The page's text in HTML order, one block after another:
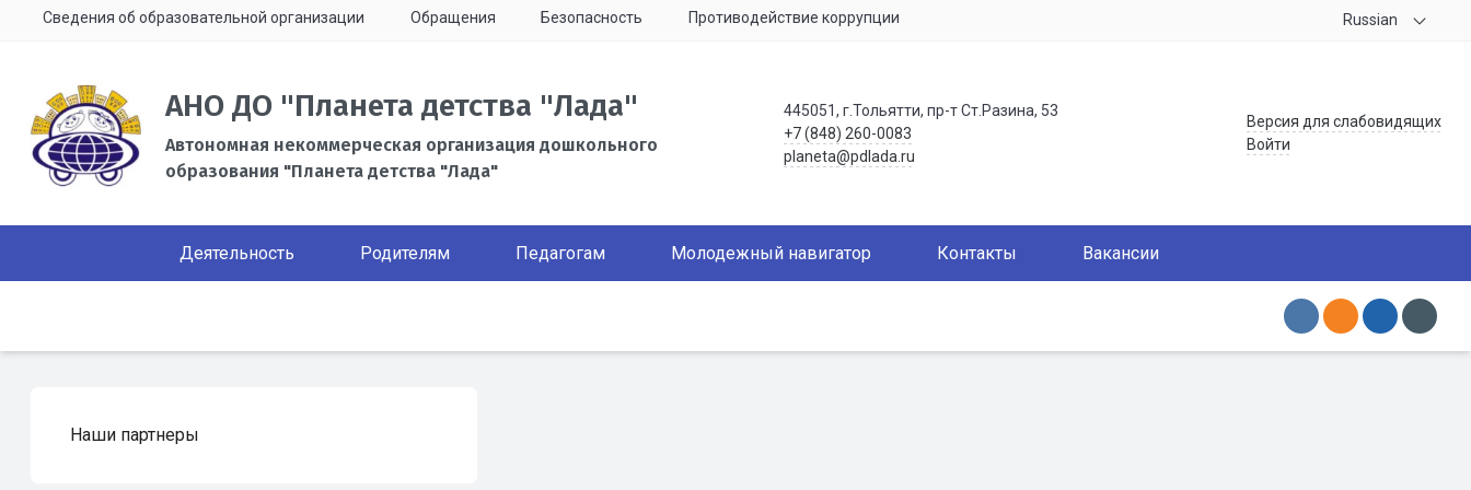
Сведения об образовательной организации Обращения Безопасность Противодействие коррупции Russian
АНО ДО "Планета детства "Лада"
Автономная некоммерческая организация дошкольного
образования "Планета детства "Лада"
445051, г.Тольятти, пр-т Ст.Разина, 53
+7 (848) 260-0083
planeta@pdlada.ru
Версия для слабовидящих
Войти
Деятельность Родителям Педагогам Молодежный навигатор Контакты Вакансии
Наши партнеры